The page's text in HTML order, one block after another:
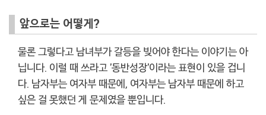
앞으로는 어떻게?
물론 그렇다고 남녀부가 갈등을 빚어야 한다는 이야기는 아
닙니다. 이럴 때 쓰라고 '동반성장'이라는 표현이 있을 겁니
다. 남자부는 여자부 때문에, 여자부는 남자부 때문에 하고
싶은 걸 못했던 게 문제였을 뿐입니다.